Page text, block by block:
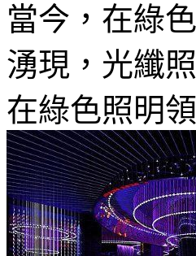
當今，在綠
湧現，光纖
在綠色照明